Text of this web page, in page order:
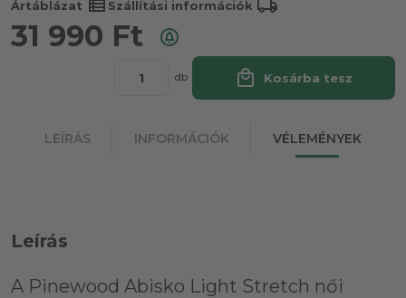
Ártáblázat view_list Szállítási információk local_shipping
31 990 Ft
db local_mall Kosárba tesz
LEÍRÁS INFORMÁCIÓK VÉLEMÉNYEK
Leírás
A Pinewood Abisko Light Stretch női